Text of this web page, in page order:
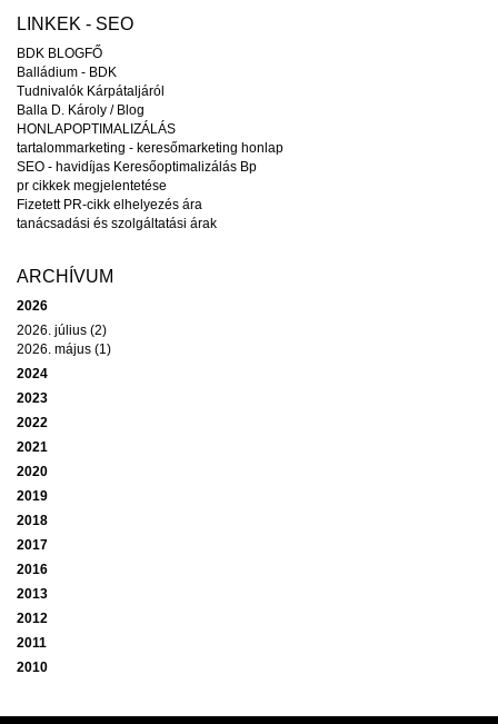
LINKEK - SEO
BDK BLOGFŐ
Balládium - BDK
Tudnivalók Kárpátaljáról
Balla D. Károly / Blog
HONLAPOPTIMALIZÁLÁS
tartalommarketing - keresőmarketing honlap
SEO - havidíjas Keresőoptimalizálás Bp
pr cikkek megjelentetése
Fizetett PR-cikk elhelyezés ára
tanácsadási és szolgáltatási árak
ARCHÍVUM
2026
2026. július (2)
2026. május (1)
2024
2023
2022
2021
2020
2019
2018
2017
2016
2013
2012
2011
2010